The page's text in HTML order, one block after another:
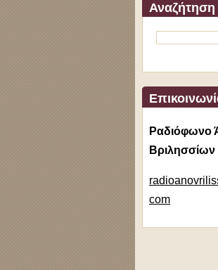
Αναζήτηση
ιστότοπο
Ραδιόφωνο
Βριλησσίων
radioano
com